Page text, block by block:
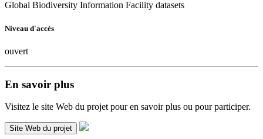
Global Biodiversity Information Facility datasets
Niveau d'accès
ouvert
En savoir plus
Visitez le site Web du projet pour en savoir plus ou pour participer.
Site Web du projet